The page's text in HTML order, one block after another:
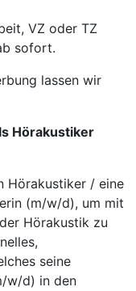
VZ oder TZ
sofort.
lassen wir
Hörakustiker
Hörakustiker / eine
(m/w/d), um mit
Hörakustik zu
seine
w/d) in den